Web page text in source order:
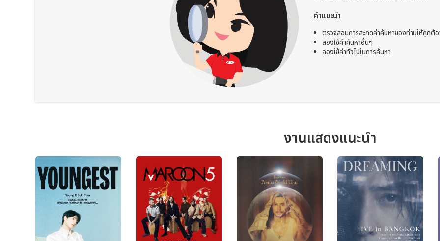
คำแนะนำ
ตรวจสอบการสะกดคำค้นหาของท่านให้ถูกต้
ลองใช้คำค้นหาอื่นๆ
ลองใช้คำทั่วไปในการค้นหา
งานแสดงแนะนำ